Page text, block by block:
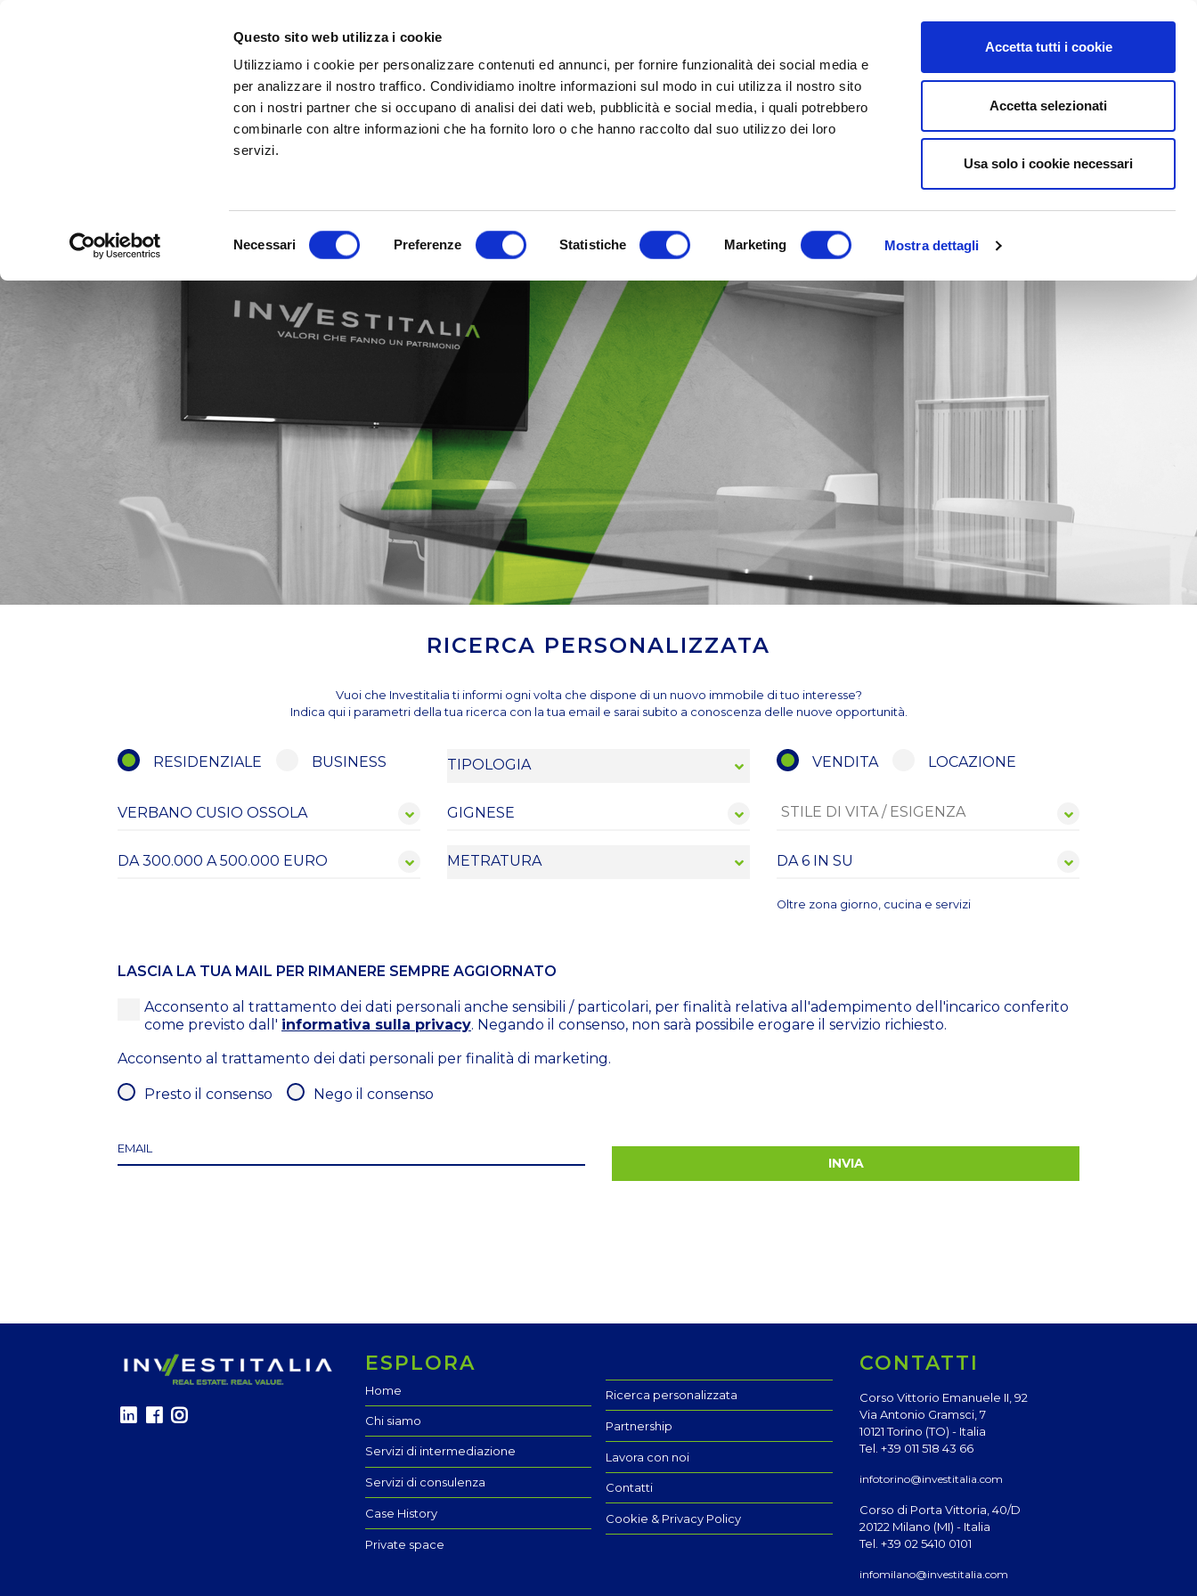
Questo sito web utilizza i cookie
Utilizziamo i cookie per personalizzare contenuti ed annunci, per fornire funzionalità dei social media e
per analizzare il nostro traffico. Condividiamo inoltre informazioni sul modo in cui utilizza il nostro sito
con i nostri partner che si occupano di analisi dei dati web, pubblicità e social media, i quali potrebbero
combinarle con altre informazioni che ha fornito loro o che hanno raccolto dal suo utilizzo dei loro
servizi.
Necessari Preferenze Statistiche Marketing Mostra dettagli
Accetta tutti i cookie
Accetta selezionati
Usa solo i cookie necessari
RICERCA PERSONALIZZATA
Vuoi che Investitalia ti informi ogni volta che dispone di un nuovo immobile di tuo interesse?
Indica qui i parametri della tua ricerca con la tua email e sarai subito a conoscenza delle nuove opportunità.
RESIDENZIALE BUSINESS VENDITA LOCAZIONE
Oltre zona giorno, cucina e servizi
LASCIA LA TUA MAIL PER RIMANERE SEMPRE AGGIORNATO
Acconsento al trattamento dei dati personali anche sensibili / particolari, per finalità relativa all'adempimento dell'incarico conferito
come previsto dall' informativa sulla privacy. Negando il consenso, non sarà possibile erogare il servizio richiesto.
Acconsento al trattamento dei dati personali per finalità di marketing.
Presto il consenso Nego il consenso
INVIA
ESPLORA
Home
Chi siamo
Servizi di intermediazione
Servizi di consulenza
Case History
Private space
Ricerca personalizzata
Partnership
Lavora con noi
Contatti
Cookie & Privacy Policy
CONTATTI
Corso Vittorio Emanuele II, 92
Via Antonio Gramsci, 7
10121 Torino (TO) - Italia
Tel. +39 011 518 43 66
infotorino@investitalia.com
Corso di Porta Vittoria, 40/D
20122 Milano (MI) - Italia
Tel. +39 02 5410 0101
infomilano@investitalia.com